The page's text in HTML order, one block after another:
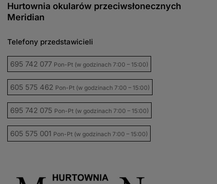
Hurtownia okularów przeciwsłonecznych
Meridian
Telefony przedstawicieli
695 742 077 Pon-Pt (w godzinach 7:00 – 15:00)
605 575 462 Pon-Pt (w godzinach 7:00 – 15:00)
695 742 075 Pon-Pt (w godzinach 7:00 – 15:00)
605 575 001 Pon-Pt (w godzinach 7:00 – 15:00)